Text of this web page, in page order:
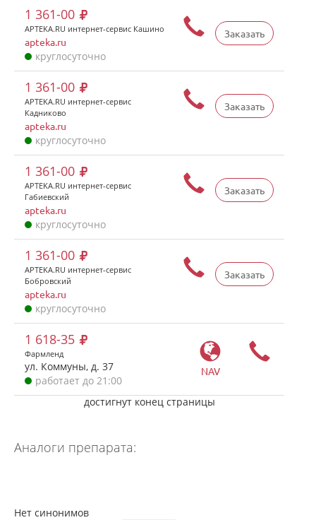
Заказать
1 361-00
APTEKA.RU интернет-сервис Кашино
apteka.ru
круглосуточно
Заказать
1 361-00
APTEKA.RU интернет-сервис
Кадниково
apteka.ru
круглосуточно
Заказать
1 361-00
APTEKA.RU интернет-сервис
Габиевский
apteka.ru
круглосуточно
Заказать
1 361-00
APTEKA.RU интернет-сервис
Бобровский
apteka.ru
круглосуточно
NAV
1 618-35
Фармленд
ул. Коммуны, д. 37
работает до 21:00
достигнут конец страницы
Аналоги препарата:
Нет синонимов